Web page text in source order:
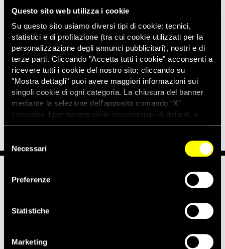
Questo sito web utilizza i cookie
Su questo sito usiamo diversi tipi di cookie: tecnici,
statistici e di profilazione (tra cui cookie utilizzati per la
personalizzazione degli annunci pubblicitari), nostri e di
terze parti. Cliccando "Accetta tutti i cookie" acconsenti a
ricevere tutti i cookie del nostro sito; cliccando su
"Mostra dettagli" puoi avere maggiori informazioni sui
singoli cookie di ogni categoria. La chiusura del banner
mediante la selezione dell'apposito comando “X”
comporta il permanere delle impostazioni di default, e
dunque la continuazione della navigazione con i cookie
dei cookie attivi sul sito clicca
delNecessari
Preferenze
Statistiche
Marketing
L’assenza , nel codice penale italiano, di un
specifico comporta che gli accusati di tortura o di trattamenti
inumani siano incriminati per altri reati generici, sanzionati
conpene lievi e soggetti a termini di prescrizione brevi.
La chiusura dell’ennesima legislatura con un nulla di fatto
servirebbe invece soltanto a rassicurare ancora una volta
coloro che sostengono, a torto ma con determinazione, che
una legge sulla tortura, qualsiasi legge sulla tortura, sia
contro gli interessi delle forze di polizia
” ha concluso
Marchesi.
Notizie correlate per tema
POLIZIA E FORZE DI SICUREZZA